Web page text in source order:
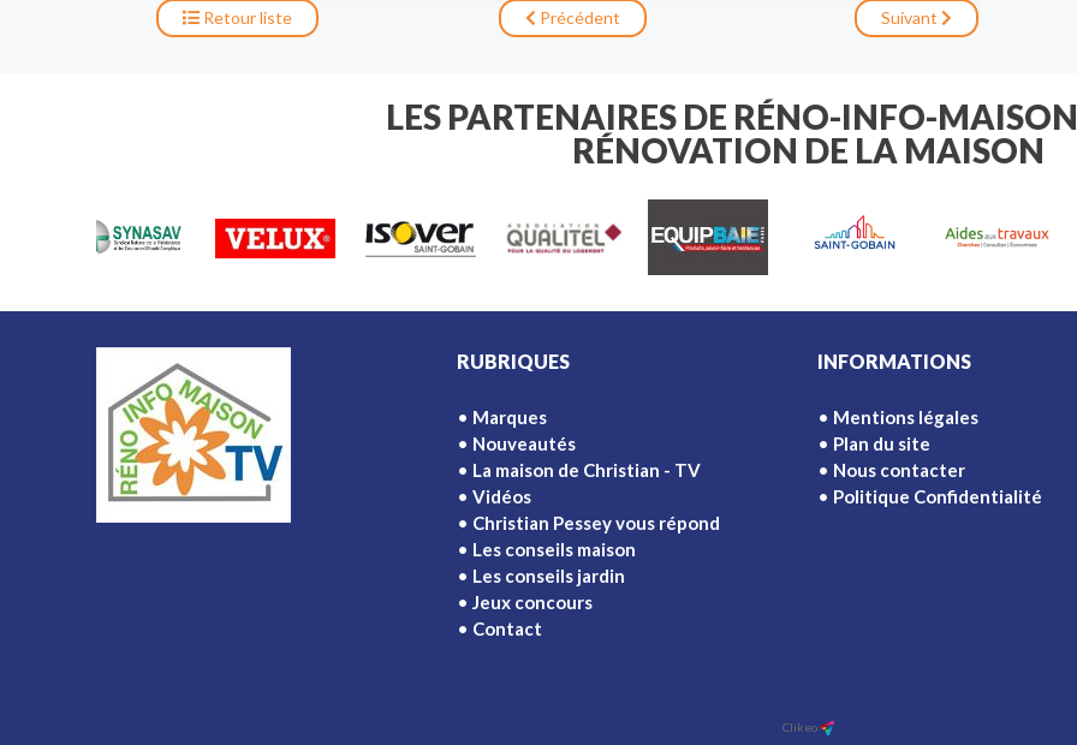
Retourliste Précédent Suivant
LES PARTENAIRES DE RÉNO-INFO-
RÉNOVATION DE LA MAISON
RUBRIQUES
Marques
Nouveautés
La maison de Christian - TV
Vidéos
Christian Pessey vous répond
Les conseils maison
Les conseils jardin
Jeux concours
Contact
INFORMATIONS
Mentions légales
Plan du site
Nous contacter
Politique Confidentialité
Clikeo